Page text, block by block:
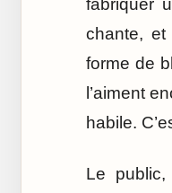
fabriquer
chante, et
forme de
l’aiment
habile.
Le